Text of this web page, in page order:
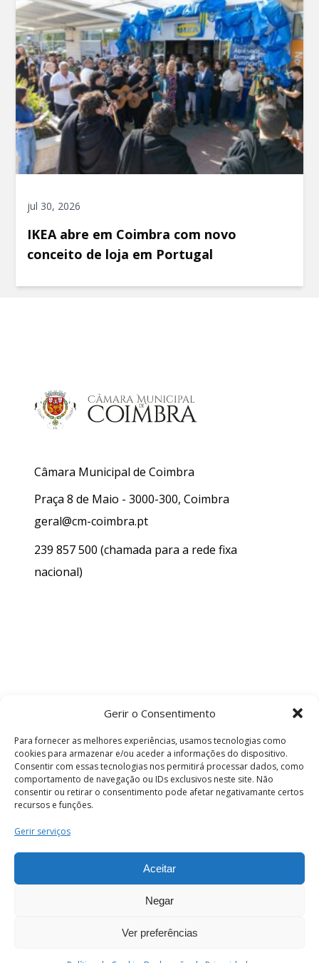
Gerir o Consentimento
Para fornecer as melhores experiências, usamos tecnologias como
cookies para armazenar e/ou aceder a informações do dispositivo.
Consentir com essas tecnologias nos permitirá processar dados, como
comportamento de navegação ou IDs exclusivos neste site. Não
consentir ou retirar o consentimento pode afetar negativamante certos
recursos e funções.
Gerir serviços
Aceitar
Negar
Ver preferências
jul 30, 2026
IKEA abre em Coimbra com novo
conceito de loja em Portugal
Câmara Municipal de Coimbra
Praça 8 de Maio - 3000-300, Coimbra
geral@cm-coimbra.pt
239 857 500 (chamada para a rede fixa
nacional)
Termos e Condições
os direitos reservados.